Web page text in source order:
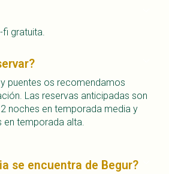
fi gratuita.
puentes os recomendamos
Las reservas anticipadas son
noches en temporada media y
en temporada alta.
se encuentra de Begur?